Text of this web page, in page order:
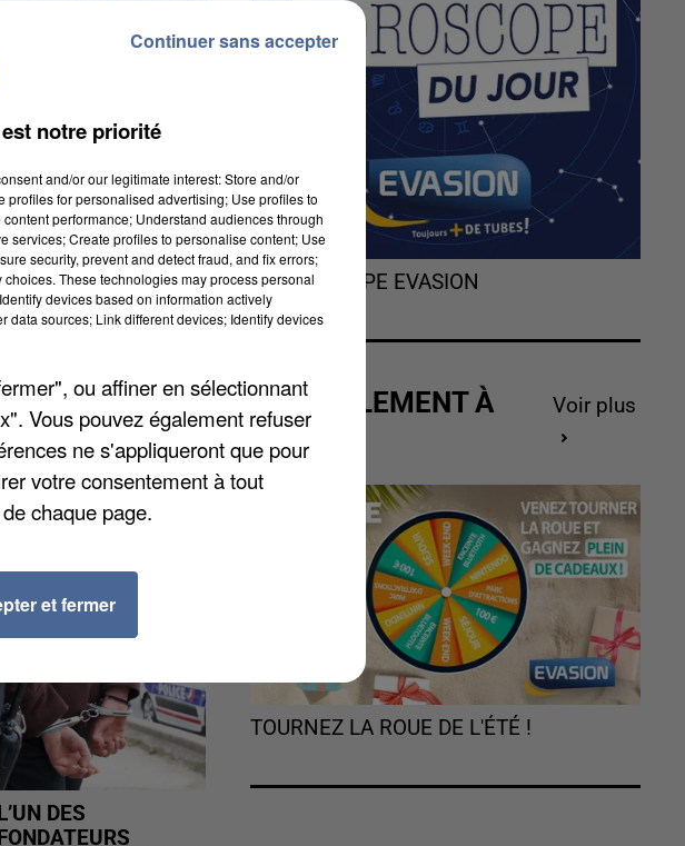
de Dreux. Cette
de police ont
L’UN DES
FONDATEURS
L'HOROSCOPE EVASION
ACTUELLEMENT À
GAGNER
Voir plus
TOURNEZ LA ROUE DE L'ÉTÉ !
notre priorité
and/or our legitimate interest: Store and/or
for personalised advertising; Use profiles to
performance; Understand audiences through
services; Create profiles to personalise content; Use
security, prevent and detect fraud, and fix errors;
These technologies may process personal
devices based on information actively
sources; Link different devices; Identify devices
ou affiner en sélectionnant
Vous pouvez également refuser
ne s'appliqueront que pour
votre consentement à tout
chaque page.
et fermer
Continuer sans accepter